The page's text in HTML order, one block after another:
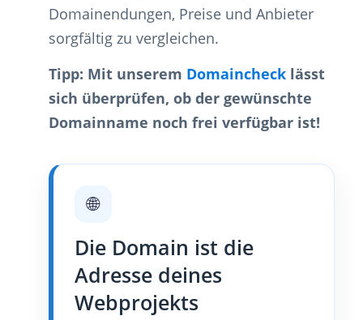
Domainendungen, Preise und Anbieter
sorgfältig zu vergleichen.
Tipp: Mit unserem Domaincheck lässt
sich überprüfen, ob der gewünschte
Domainname noch frei verfügbar ist!
🌐
Die Domain ist die
Adresse deines
Webprojekts